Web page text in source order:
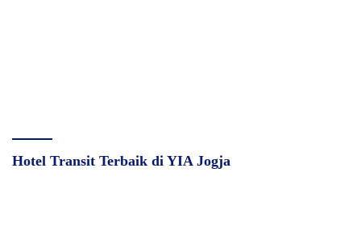
Hotel Transit Terbaik di YIA Jogja